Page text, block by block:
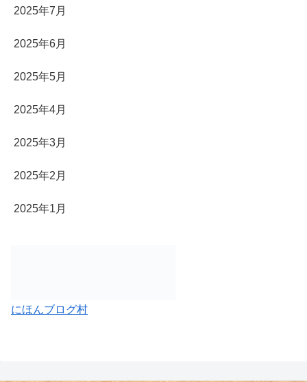
2025年7月
2025年6月
2025年5月
2025年4月
2025年3月
2025年2月
2025年1月
にほんブログ村